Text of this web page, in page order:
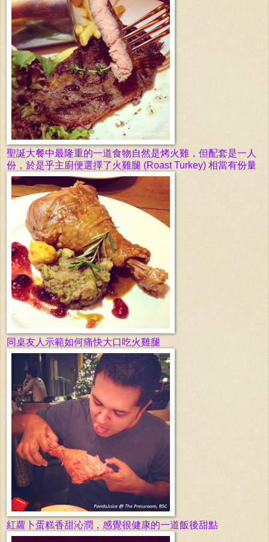
聖誕大餐中最隆重的一道食物自然是烤火雞 ，但配套是一人
份，於是乎主廚便選擇了火雞腿 (Roast Turkey) 相當有份量
同桌友人示範如何痛快大口吃火雞腿
紅蘿卜蛋糕香甜沁潤，感覺很健康的一道飯後甜點